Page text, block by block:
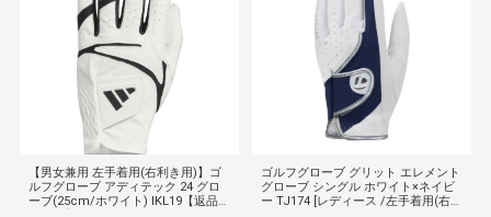
【男女兼用 左手着用(右利き用)】ゴ
ルフグローブ アディテック 24 グロ
ーブ(25cm/ホワイト) IKL19【返品交
ゴルフグローブ グリット エレメント
グローブ シングル ホワイト×ネイビ
ー TJ174 [レディース /左手着用(右打